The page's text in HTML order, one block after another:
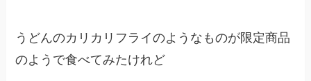
うどんのカリカリフライのようなものが限定商品
のようで食べてみたけれど